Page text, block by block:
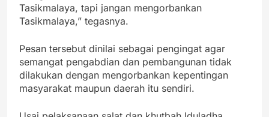
Tasikmalaya, tapi jangan mengorbankan
Tasikmalaya,” tegasnya.
Pesan tersebut dinilai sebagai pengingat agar
semangat pengabdian dan pembangunan tidak
dilakukan dengan mengorbankan kepentingan
masyarakat maupun daerah itu sendiri.